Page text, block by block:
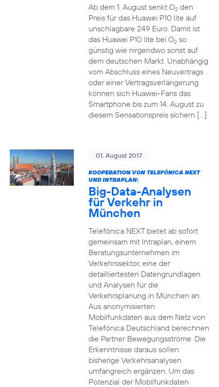
Ab dem 1. August senkt O2den
Preis für das Huawei P10 lite auf
unschlagbare 249 Euro. Damit ist
das Huawei P10 lite bei O2so
günstig wie nirgendwo sonst auf
dem deutschen Markt. Unabhängig
vom Abschluss eines Neuvertrags
oder einer Vertragsverlängerung
können sich Huawei-Fans das
Smartphone bis zum 14. August zu
diesem Sensationspreis sichern […]
01. August 2017
KOOPERATION VON TELEFÓNICA NEXT
UND INTRAPLAN:
Big-Data-Analysen
für Verkehr in
München
Telefónica NEXT bietet ab sofort
gemeinsam mit Intraplan, einem
Beratungsunternehmen im
Verkehrssektor, eine der
detailliertesten Datengrundlagen
und Analysen für die
Verkehrsplanung in München an.
Aus anonymisierten
Mobilfunkdaten aus dem Netz von
Telefónica Deutschland berechnen
die Partner Bewegungsströme. Die
Erkenntnisse daraus sollen
bisherige Verkehrsanalysen
umfangreich ergänzen. Um das
Potenzial der Mobilfunkdaten